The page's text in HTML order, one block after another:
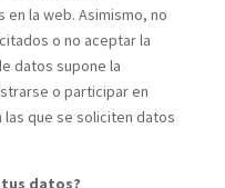
la web. Asimismo, no
o no aceptar la
datos supone la
o participar en
que se soliciten datos
datos?